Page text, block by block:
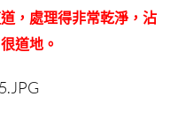
，處理得非常乾淨，沾
道地。